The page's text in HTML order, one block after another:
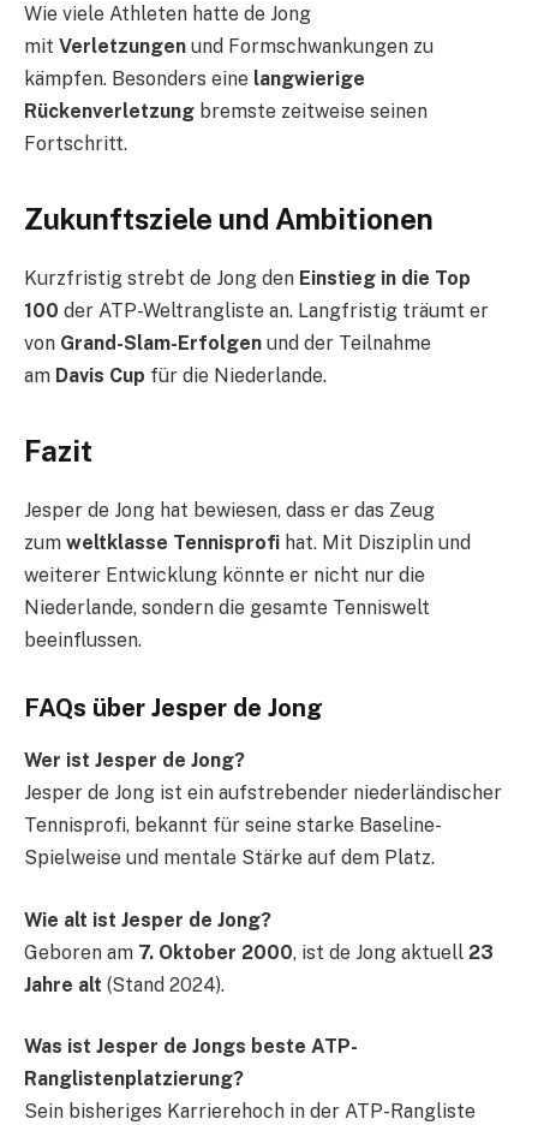
Wie viele Athleten hatte de Jong
mit Verletzungen und Formschwankungen zu
kämpfen. Besonders eine langwierige
Rückenverletzung bremste zeitweise seinen
Fortschritt.
Zukunftsziele und Ambitionen
Kurzfristig strebt de Jong den Einstieg in die Top
100 der ATP-Weltrangliste an. Langfristig träumt er
von Grand-Slam-Erfolgen und der Teilnahme
am Davis Cup für die Niederlande.
Fazit
Jesper de Jong hat bewiesen, dass er das Zeug
zum weltklasse Tennisprofi hat. Mit Disziplin und
weiterer Entwicklung könnte er nicht nur die
Niederlande, sondern die gesamte Tenniswelt
beeinflussen.
FAQs über Jesper de Jong
Wer ist Jesper de Jong?
Jesper de Jong ist ein aufstrebender niederländischer
Tennisprofi, bekannt für seine starke Baseline-
Spielweise und mentale Stärke auf dem Platz.
Wie alt ist Jesper de Jong?
Geboren am 7. Oktober 2000, ist de Jong aktuell 23
Jahre alt (Stand 2024).
Was ist Jesper de Jongs beste ATP-
Ranglistenplatzierung?
Sein bisheriges Karrierehoch in der ATP-Rangliste